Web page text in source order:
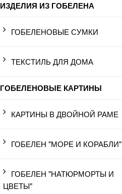
ИЗДЕЛИЯ ИЗ ГОБЕЛЕНА
ГОБЕЛЕНОВЫЕ СУМКИ
ТЕКСТИЛЬ ДЛЯ ДОМА
ГОБЕЛЕНОВЫЕ КАРТИНЫ
КАРТИНЫ В ДВОЙНОЙ РАМЕ
ГОБЕЛЕН "МОРЕ И КОРАБЛИ"
ГОБЕЛЕН "НАТЮРМОРТЫ И
ЦВЕТЫ"